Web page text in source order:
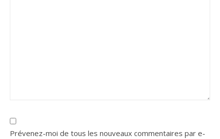
Prévenez-moi de tous les nouveaux commentaires par e-